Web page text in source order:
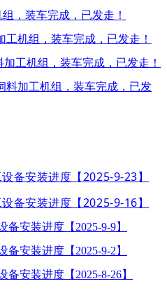
，装车完成，已发走！
机组，装车完成，已发走！
工机组，装车完成，已发走！
料加工机组，装车完成，已发
备安装进度【2025-9-23】
备安装进度【2025-9-16】
安装进度【2025-9-9】
安装进度【2025-9-2】
安装进度【2025-8-26】